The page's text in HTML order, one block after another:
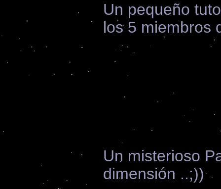
Un pequeño
los 5 miembros
Un misterioso
dimensión ..;))